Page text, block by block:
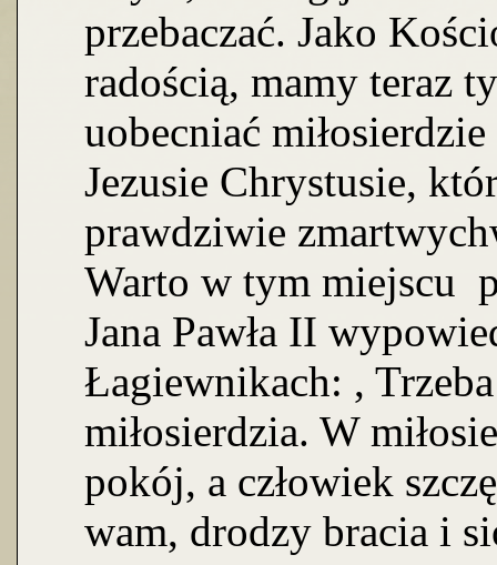
przebaczać. Jako
radością, mamy teraz
uobecniać
Jezusie Chrystusie,
prawdziwie
Warto w tym miejscu
Jana Pawła II
Łagiewnikach: ,
miłosierdzia. W
pokój, a człowiek
wam, drodzy bracia i